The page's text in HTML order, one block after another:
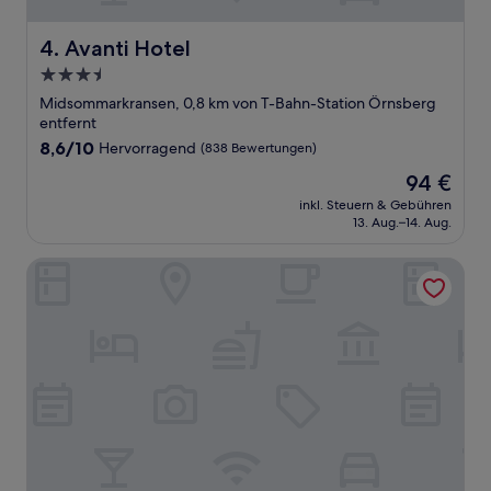
4. Avanti Hotel
Avanti Hotel
3.5-
Sterne-
Unterkunft
Midsommarkransen, 0,8 km von T-Bahn-Station Örnsberg
entfernt
8.6
8,6/10 Hervorragend (838 Bewertungen)
Der
Preis
beträgt
94 €
inkl. Steuern & Gebühren
13. Aug.–14. Aug.